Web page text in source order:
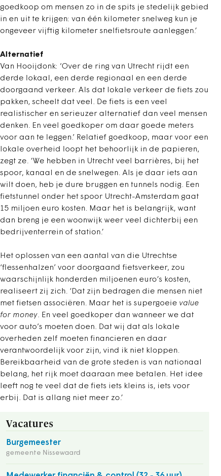
goedkoop om mensen zo in de spits je stedelijk gebied
in en uit te krijgen: van één kilometer snelweg kun je
ongeveer vijftig kilometer snelfietsroute aanleggen.’
Alternatief
Van Hooijdonk: ‘Over de ring van Utrecht rijdt een
derde lokaal, een derde regionaal en een derde
doorgaand verkeer. Als dat lokale verkeer de fiets zou
pakken, scheelt dat veel. De fiets is een veel
realistischer en serieuzer alternatief dan veel mensen
denken. En veel goedkoper om daar goede meters
voor aan te leggen.’ Relatief goedkoop, maar voor een
lokale overheid loopt het behoorlijk in de papieren,
zegt ze. ‘We hebben in Utrecht veel barrières, bij het
spoor, kanaal en de snelwegen. Als je daar iets aan
wilt doen, heb je dure bruggen en tunnels nodig. Een
fietstunnel onder het spoor Utrecht-Amsterdam gaat
15 miljoen euro kosten. Maar het is belangrijk, want
dan breng je een woonwijk weer veel dichterbij een
bedrijventerrein of station.’
Het oplossen van een aantal van die Utrechtse
‘flessenhalzen’ voor doorgaand fietsverkeer, zou
waarschijnlijk honderden miljoenen euro’s kosten,
realiseert zij zich. ‘Dat zijn bedragen die mensen niet
met fietsen associëren. Maar het is supergoeie value
for money. En veel goedkoper dan wanneer we dat
voor auto’s moeten doen. Dat wij dat als lokale
overheden zelf moeten financieren en daar
verantwoordelijk voor zijn, vind ik niet kloppen.
Bereikbaarheid van de grote steden is van nationaal
belang, het rijk moet daaraan mee betalen. Het idee
leeft nog te veel dat de fiets iets kleins is, iets voor
erbij. Dat is allang niet meer zo.’
Vacatures
Burgemeester
gemeente Nissewaard